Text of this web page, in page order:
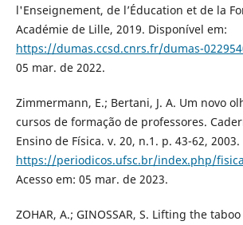
l'Enseignement, de l’Éducation et de la
Académie de Lille, 2019. Disponível em:
https://dumas.ccsd.cnrs.fr/dumas-
05 mar. de 2022.
Zimmermann, E.; Bertani, J. A. Um novo
cursos de formação de professores.
Ensino de Física. v. 20, n.1. p. 43-62,
https://periodicos.ufsc.br/index.php/
Acesso em: 05 mar. de 2023.
ZOHAR, A.; GINOSSAR, S. Lifting the